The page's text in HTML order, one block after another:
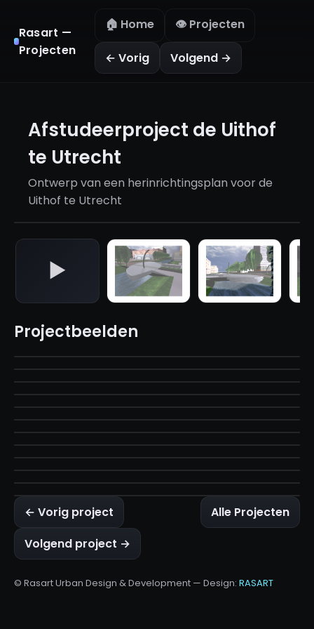
Rasart —
Projecten
🏠 Home 👁️ Projecten
← Vorig Volgend →
Afstudeerproject de Uithof
te Utrecht
Ontwerp van een herinrichtingsplan voor de
Uithof te Utrecht
Projectbeelden
← Vorig project
Alle Projecten
Volgend project →
© Rasart Urban Design & Development — Design: RASART